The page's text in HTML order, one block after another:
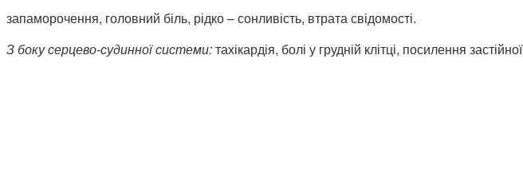
запаморочення, головний біль, рідко – сонливість, втрата свідомості.
З боку серцево-судинної системи:тахікардія, болі у грудній клітці, посилення застійної